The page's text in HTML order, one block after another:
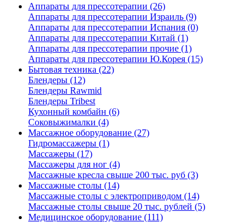
Аппараты для прессотерапии (26)
Аппараты для прессотерапии Израиль (9)
Аппараты для прессотерапии Испания (0)
Аппараты для прессотерапии Китай (1)
Аппараты для прессотерапии прочие (1)
Аппараты для прессотерапии Ю.Корея (15)
Бытовая техника (22)
Блендеры (12)
Блендеры Rawmid
Блендеры Tribest
Кухонный комбайн (6)
Соковыжималки (4)
Массажное оборудование (27)
Гидромассажеры (1)
Массажеры (17)
Массажеры для ног (4)
Массажные кресла свыше 200 тыс. руб (3)
Массажные столы (14)
Массажные столы с электроприводом (14)
Массажные столы свыше 20 тыс. рублей (5)
Медицинское оборудование (111)